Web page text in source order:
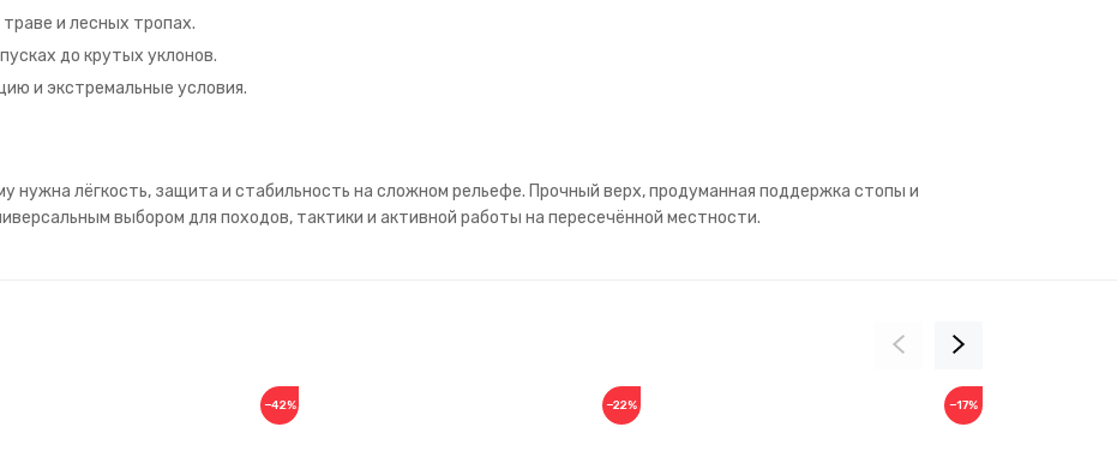
и лесных тропах.
до крутых уклонов.
и экстремальные условия.
нужна лёгкость, защита и стабильность на сложном рельефе. Прочный верх, продуманная поддержка стопы и
выбором для походов, тактики и активной работы на пересечённой местности.
−42% −22% −17%